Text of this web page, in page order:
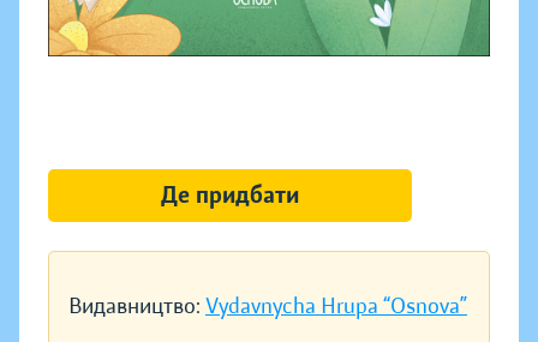
Видавництво: Vydavnycha Hrupa “Osnova”
Де придбати